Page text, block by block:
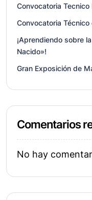
Convocatoria
Convocatoria Técnico
¡Aprendiendo sobre
Nacido»!
Gran Exposición de
Comentarios
No hay